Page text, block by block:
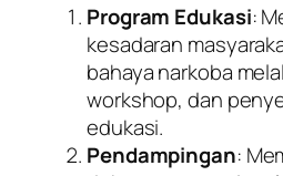
Program Edukasi:
kesadaran
bahaya narkoba
workshop, dan
edukasi.
Pendampingan: